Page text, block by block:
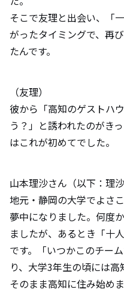
そこで友理と出会い、「
がったタイミングで、再
たんです。
（友理）
彼から「高知のゲストハ
う？」と誘われたのがき
はこれが初めてでした。
山本理沙さん（以下：理沙
地元・静岡の大学でよさ
夢中になりました。何度
ましたが、あるとき「十
です。「いつかこのチー
り、大学3年生の頃には
そのまま高知に住み始めま